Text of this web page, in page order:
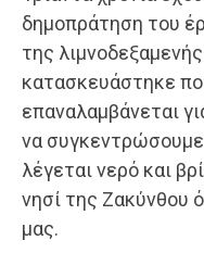
δημοπράτηση του
της
κατασκευάστηκε
επαναλαμβάνεται
να
λέγεται νερό και
νησί της Ζακύνθου
μας.